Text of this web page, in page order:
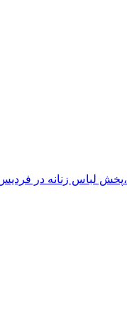
،پخش لباس زنانه در